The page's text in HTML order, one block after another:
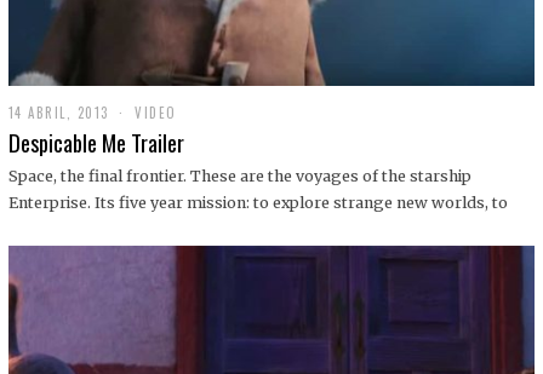
14 ABRIL, 2013
9
D
C
I
1
VIDEO
Despicable Me Trailer
Space, the final frontier. These are the voyages of the starship
Enterprise. Its five year mission: to explore strange new worlds, to